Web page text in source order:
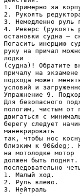
1. Примерно за
2. Рукоять
3. Немедленно руль
4. Реверс (рукоять
остановки судна –
Погасить инерцию
руку на причал
лодки
(судна)! Обратите
причалу на
подхода может
условий и
Упражнение 9.
Для безопасного
пологим, чистым от
двигаться с
берегу следует
маневрировать
так, чтобы нос
близким к 90&deg;.
на мотолодке мотор
должен быть поднят.
последовательно
1. Малый ход.
2. Руль влево.
3. Нейтраль